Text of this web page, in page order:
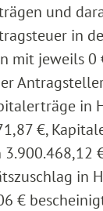
und
in
mit jeweils 0
in
€,
3.900.468,12
in
€